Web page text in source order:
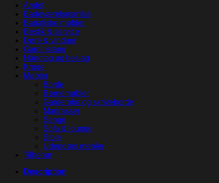
Andet
Badeværelsesmiljø
Bariatiske møbler
Bestik & service
Døre & vinduer
Gardinstang
Håndtag og beslag
Kroge
Møbler
Borde
Børnemøbler
Garderobe og skriveborde
Madrasser
Senge
Sofa & lounge
Stole
Udendørs møbler
Tilbehør
Description